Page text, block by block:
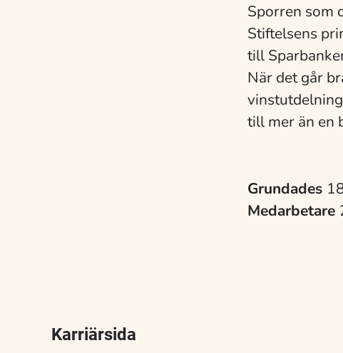
Sporren som
Stiftelsens
till
När det går
till mer än en
Grundades
Medarbetare
Karriärsida